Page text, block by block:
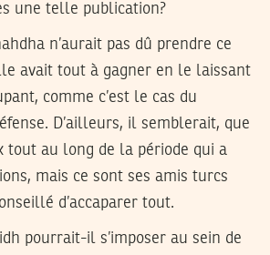
une telle publication?
n’aurait pas dû prendre ce
avait tout à gagner en le laissant
comme c’est le cas du
D’ailleurs, il semblerait, que
tout au long de la période qui a
mais ce sont ses amis turcs
d’accaparer tout.
pourrait-il s’imposer au sein de